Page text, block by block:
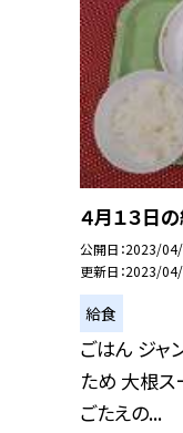
４月１３日
公開日 2023/
更新日 2023/
給食
ごはん ジャ
ため 大根ス
ごたえの...